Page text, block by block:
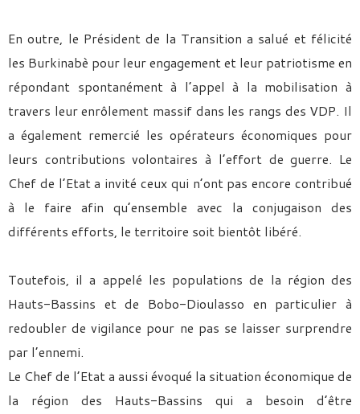
En outre, le Président de la Transition a salué et félicité
les Burkinabè pour leur engagement et leur patriotisme en
répondant spontanément à l’appel à la mobilisation à
travers leur enrôlement massif dans les rangs des VDP. Il
a également remercié les opérateurs économiques pour
leurs contributions volontaires à l’effort de guerre. Le
Chef de l’Etat a invité ceux qui n’ont pas encore contribué
à le faire afin qu’ensemble avec la conjugaison des
différents efforts, le territoire soit bientôt libéré.
Toutefois, il a appelé les populations de la région des
Hauts-Bassins et de Bobo-Dioulasso en particulier à
redoubler de vigilance pour ne pas se laisser surprendre
par l’ennemi.
Le Chef de l’Etat a aussi évoqué la situation économique de
la région des Hauts-Bassins qui a besoin d’être